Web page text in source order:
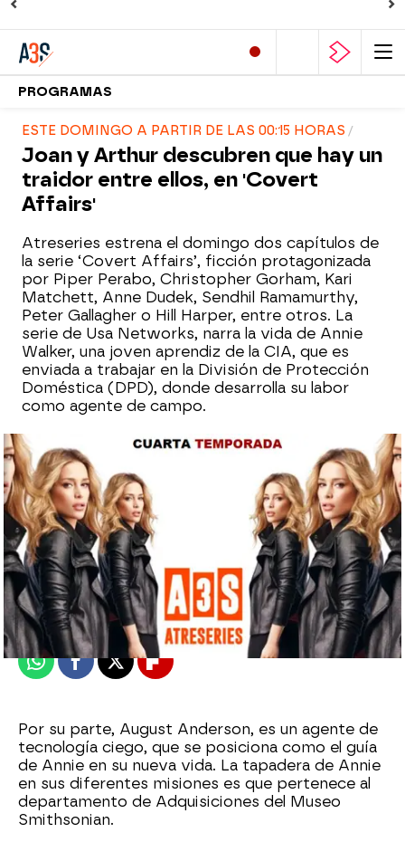
PROGRAMAS
ESTE DOMINGO A PARTIR DE LAS 00:15 HORAS
Joan y Arthur descubren que hay un
traidor entre ellos, en 'Covert
Affairs'
Atreseries estrena el domingo dos capítulos de
la serie ‘Covert Affairs’, ficción protagonizada
por Piper Perabo, Christopher Gorham, Kari
Matchett, Anne Dudek, Sendhil Ramamurthy,
Peter Gallagher o Hill Harper, entre otros. La
serie de Usa Networks, narra la vida de Annie
Walker, una joven aprendiz de la CIA, que es
enviada a trabajar en la División de Protección
Doméstica (DPD), donde desarrolla su labor
como agente de campo.
atreseries
Madrid
Publicado:20 de enero de 2016, 11:50
WhatsappFacebook
X Flipboard
Por su parte, August Anderson, es un agente de
tecnología ciego, que se posiciona como el guía
de Annie en su nueva vida. La tapadera de Annie
en sus diferentes misiones es que pertenece al
departamento de Adquisiciones del Museo
Smithsonian.